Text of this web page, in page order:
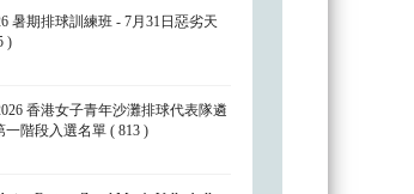
暑期排球訓練班 - 7月31日惡劣天
)
香港女子青年沙灘排球代表隊遴
一階段入選名單 ( 813 )